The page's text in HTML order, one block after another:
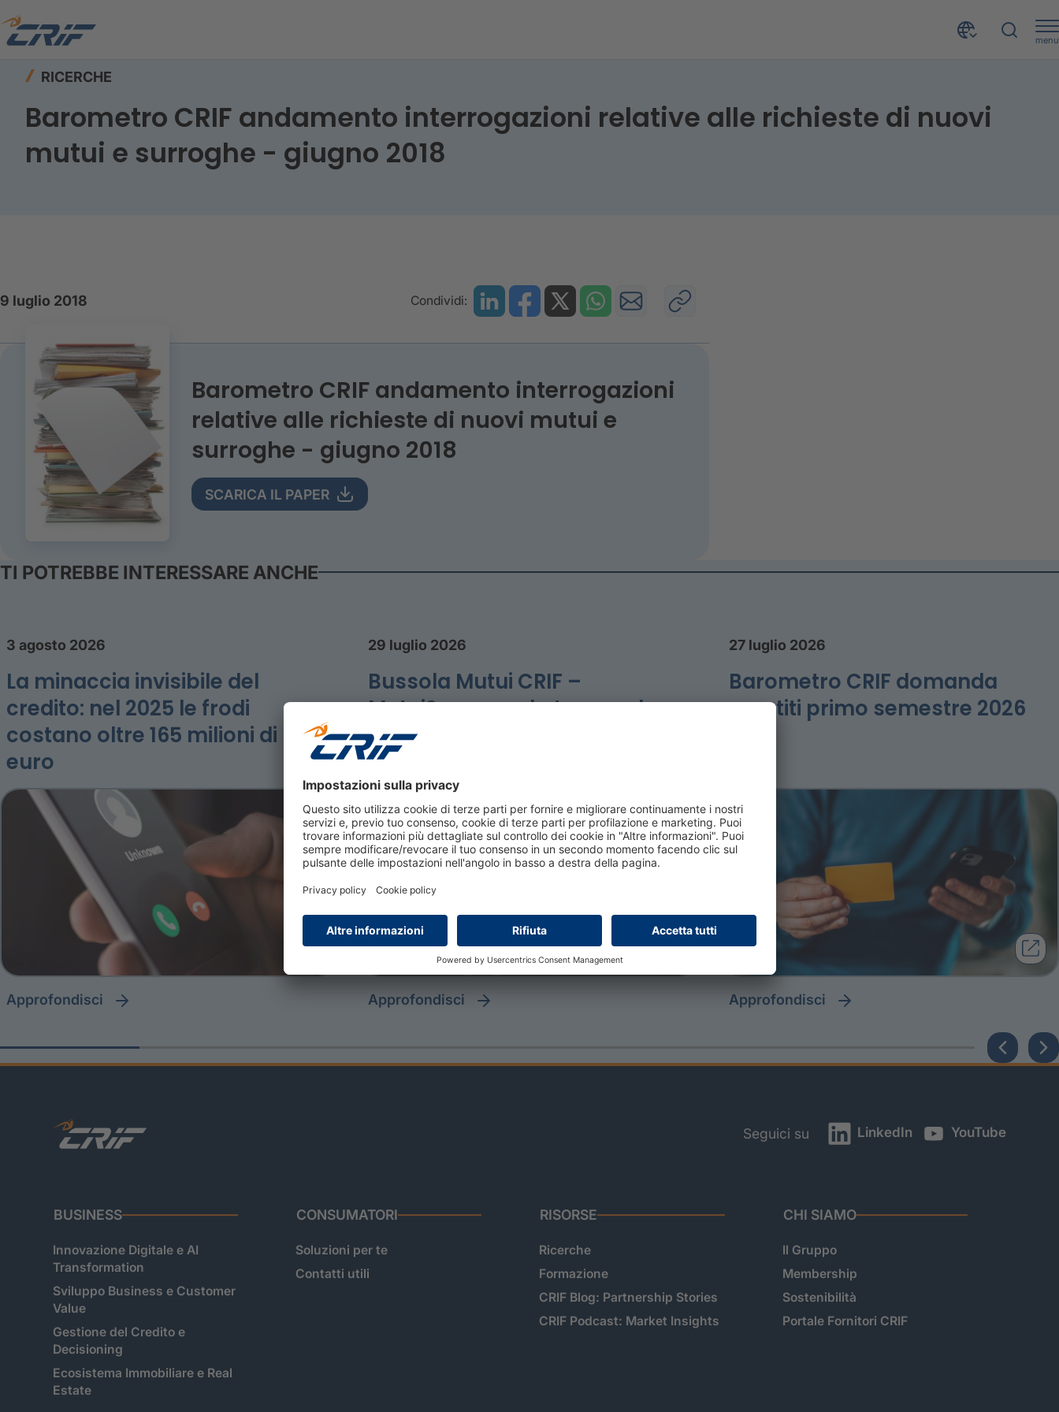
menu
Home
RICERCHE
Barometro CRIF andamento interrogazioni relative alle richieste di nuovi
mutui e surroghe - giugno 2018
9 luglio 2018 Condividi:
Barometro CRIF andamento interrogazioni
relative alle richieste di nuovi mutui e
surroghe - giugno 2018
SCARICA IL PAPER
TI POTREBBE INTERESSARE ANCHE
3 agosto 2026
La minaccia invisibile del
credito: nel 2025 le frodi
costano oltre 165 milioni di
euro
approfondisci
29 luglio 2026
Bussola Mutui CRIF –
MutuiSupermarket secondo
trimestre 2026
approfondisci
27 luglio 2026
Barometro CRIF domanda
prestiti primo semestre 2026
approfondisci
Seguici su LinkedIn YouTube
BUSINESS
Innovazione Digitale e AI
Transformation
Sviluppo Business e Customer
Value
Gestione del Credito e
Decisioning
Ecosistema Immobiliare e Real
Estate
CONSUMATORI
Soluzioni per te
Contatti utili
RISORSE
Ricerche
Formazione
CRIF Blog: Partnership Stories
CRIF Podcast: Market Insights
CHI SIAMO
Il Gruppo
Membership
Sostenibilità
Portale Fornitori CRIF